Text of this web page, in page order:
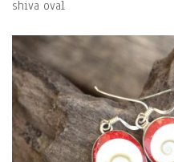
shiva oval